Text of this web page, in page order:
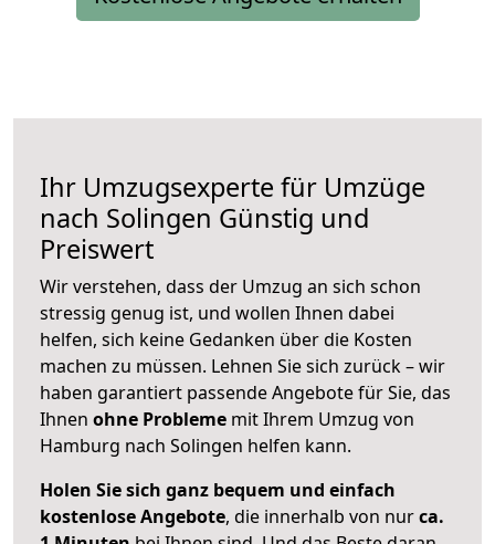
Ihr Umzugsexperte für Umzüge
nach Solingen Günstig und
Preiswert
Wir verstehen, dass der Umzug an sich schon
stressig genug ist, und wollen Ihnen dabei
helfen, sich keine Gedanken über die Kosten
machen zu müssen. Lehnen Sie sich zurück – wir
haben garantiert passende Angebote für Sie, das
Ihnen ohne Probleme mit Ihrem Umzug von
Hamburg nach Solingen helfen kann.
Holen Sie sich ganz bequem und einfach
kostenlose Angebote, die innerhalb von nurca.